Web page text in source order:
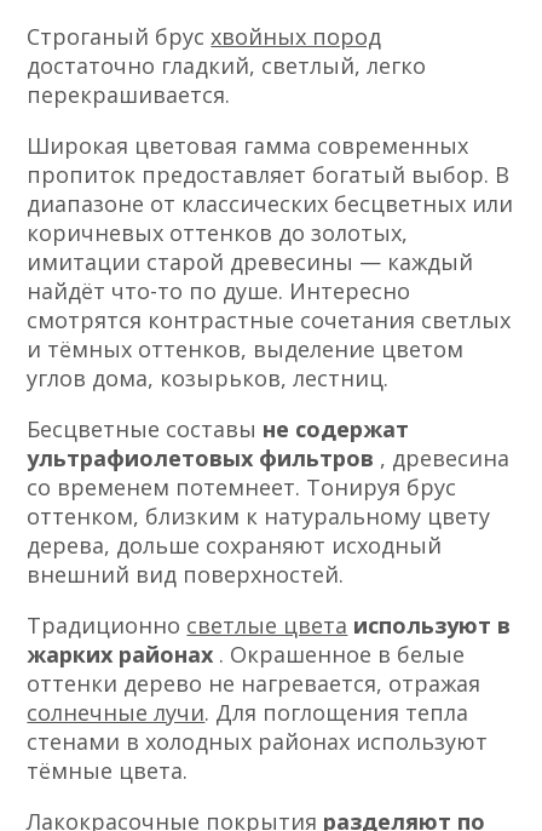
Строганый брусхвойных пород
достаточно гладкий, светлый, легко
перекрашивается.
Широкая цветовая гамма современных
пропиток предоставляет богатый выбор. В
диапазоне от классических бесцветных или
коричневых оттенков до золотых,
имитации старой древесины — каждый
найдёт что-то по душе. Интересно
смотрятся контрастные сочетания светлых
и тёмных оттенков, выделение цветом
углов дома, козырьков, лестниц.
Бесцветные составы не содержат
ультрафиолетовых фильтров , древесина
со временем потемнеет. Тонируя брус
оттенком, близким к натуральному цвету
дерева, дольше сохраняют исходный
внешний вид поверхностей.
Традиционно светлые цвета используют в
жарких районах . Окрашенное в белые
оттенки дерево не нагревается, отражая
солнечные лучи. Для поглощения тепла
стенами в холодных районах используют
тёмные цвета.
Лакокрасочные покрытия разделяют по